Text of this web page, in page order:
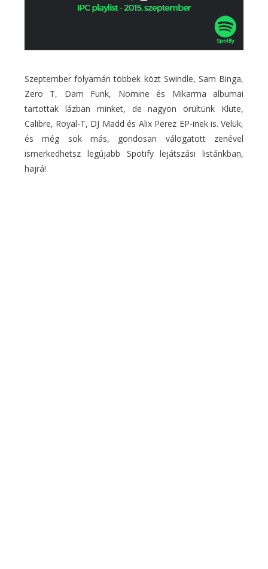
Szeptember folyamán többek közt Swindle, Sam Binga,
Zero T, Dam Funk, Nomine és Mikarma albumai
tartottak lázban minket, de nagyon örültünk Klute,
Calibre, Royal-T, DJ Madd és Alix Perez EP-inek is. Velük,
és még sok más, gondosan válogatott zenével
ismerkedhetsz legújabb Spotify lejátszási listánkban,
hajrá!